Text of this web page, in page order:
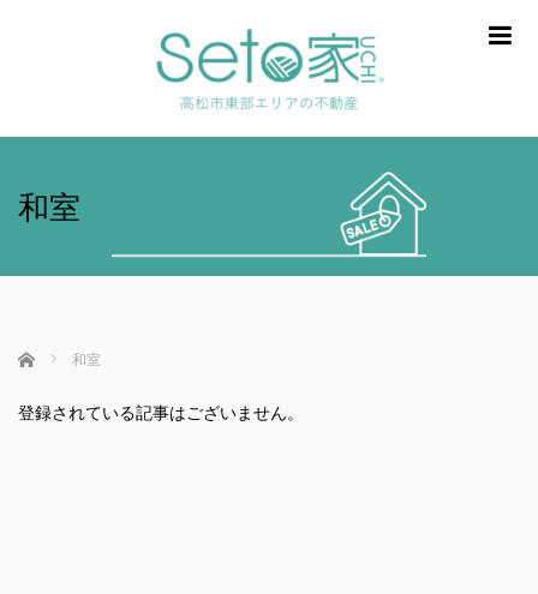
和室
ホーム 和室
登録されている記事はございません。